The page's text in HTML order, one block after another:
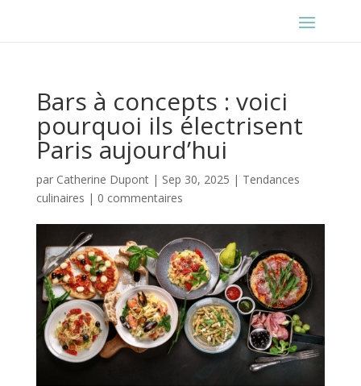
Bars à concepts : voici
pourquoi ils électrisent
Paris aujourd’hui
par Catherine Dupont| Sep 30, 2025 | Tendances
culinaires | 0 commentaires